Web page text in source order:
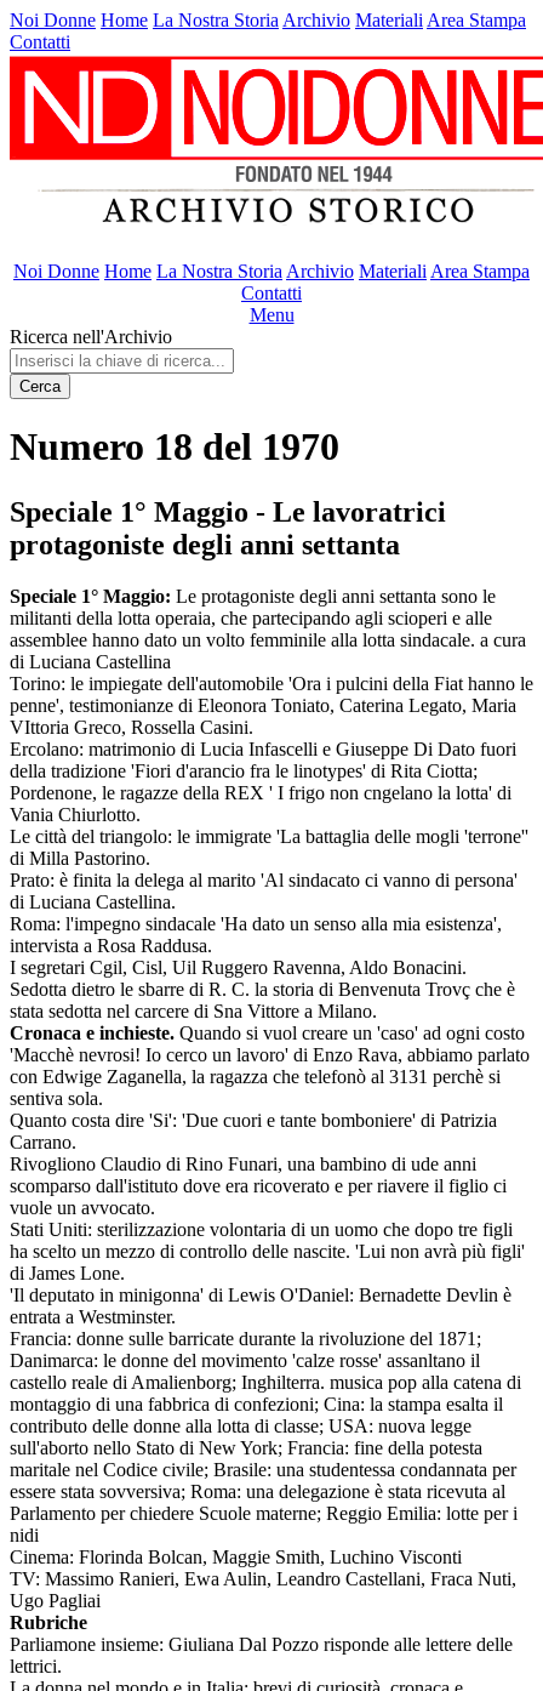
Noi Donne Home La Nostra Storia Archivio Materiali Area Stampa
Contatti
Noi Donne Home La Nostra Storia Archivio Materiali Area Stampa
Contatti
Menu
Ricerca nell'Archivio
Cerca
Numero 18 del 1970
Speciale 1° Maggio - Le lavoratrici
protagoniste degli anni settanta
Speciale 1° Maggio: Le protagoniste degli anni settanta sono le
militanti della lotta operaia, che partecipando agli scioperi e alle
assemblee hanno dato un volto femminile alla lotta sindacale. a cura
di Luciana Castellina
Torino: le impiegate dell'automobile 'Ora i pulcini della Fiat hanno le
penne', testimonianze di Eleonora Toniato, Caterina Legato, Maria
VIttoria Greco, Rossella Casini.
Ercolano: matrimonio di Lucia Infascelli e Giuseppe Di Dato fuori
della tradizione 'Fiori d'arancio fra le linotypes' di Rita Ciotta;
Pordenone, le ragazze della REX ' I frigo non cngelano la lotta' di
Vania Chiurlotto.
Le città del triangolo: le immigrate 'La battaglia delle mogli 'terrone''
di Milla Pastorino.
Prato: è finita la delega al marito 'Al sindacato ci vanno di persona'
di Luciana Castellina.
Roma: l'impegno sindacale 'Ha dato un senso alla mia esistenza',
intervista a Rosa Raddusa.
I segretari Cgil, Cisl, Uil Ruggero Ravenna, Aldo Bonacini.
Sedotta dietro le sbarre di R. C. la storia di Benvenuta Trovç che è
stata sedotta nel carcere di Sna Vittore a Milano.
Cronaca e inchieste. Quando si vuol creare un 'caso' ad ogni costo
'Macchè nevrosi! Io cerco un lavoro' di Enzo Rava, abbiamo parlato
con Edwige Zaganella, la ragazza che telefonò al 3131 perchè si
sentiva sola.
Quanto costa dire 'Si': 'Due cuori e tante bomboniere' di Patrizia
Carrano.
Rivogliono Claudio di Rino Funari, una bambino di ude anni
scomparso dall'istituto dove era ricoverato e per riavere il figlio ci
vuole un avvocato.
Stati Uniti: sterilizzazione volontaria di un uomo che dopo tre figli
ha scelto un mezzo di controllo delle nascite. 'Lui non avrà più figli'
di James Lone.
'Il deputato in minigonna' di Lewis O'Daniel: Bernadette Devlin è
entrata a Westminster.
Francia: donne sulle barricate durante la rivoluzione del 1871;
Danimarca: le donne del movimento 'calze rosse' assanltano il
castello reale di Amalienborg; Inghilterra. musica pop alla catena di
montaggio di una fabbrica di confezioni; Cina: la stampa esalta il
contributo delle donne alla lotta di classe; USA: nuova legge
sull'aborto nello Stato di New York; Francia: fine della potesta
maritale nel Codice civile; Brasile: una studentessa condannata per
essere stata sovversiva; Roma: una delegazione è stata ricevuta al
Parlamento per chiedere Scuole materne; Reggio Emilia: lotte per i
nidi
Cinema: Florinda Bolcan, Maggie Smith, Luchino Visconti
TV: Massimo Ranieri, Ewa Aulin, Leandro Castellani, Fraca Nuti,
Ugo Pagliai
Rubriche
Parliamone insieme: Giuliana Dal Pozzo risponde alle lettere delle
lettrici.